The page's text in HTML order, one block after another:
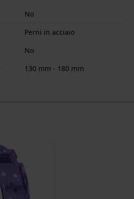
No
Perni in acciaio
No
130 mm - 180 mm